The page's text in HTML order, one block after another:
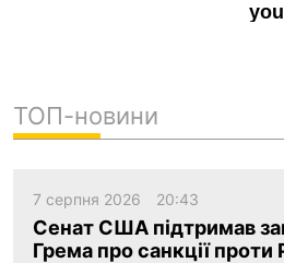
ТОП-новини
7 серпня 2026 20:43
Сенат США підтримав
Грема про санкції проти